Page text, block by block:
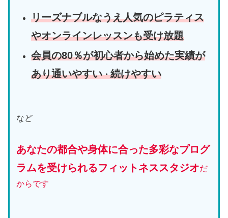
リーズナブルなうえ人気のピラティス
やオンラインレッスンも受け放題
会員の80％が初心者から始めた実績が
あり通いやすい・続けやすい
など
あなたの都合や身体に合った多彩なプログ
ラムを受けられるフィットネススタジオだ
からです